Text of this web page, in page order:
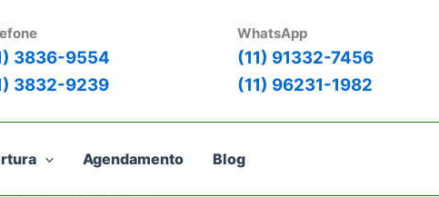
3836-9554
3832-9239
WhatsApp
(11) 91332-7456
(11) 96231-1982
Agendamento Blog